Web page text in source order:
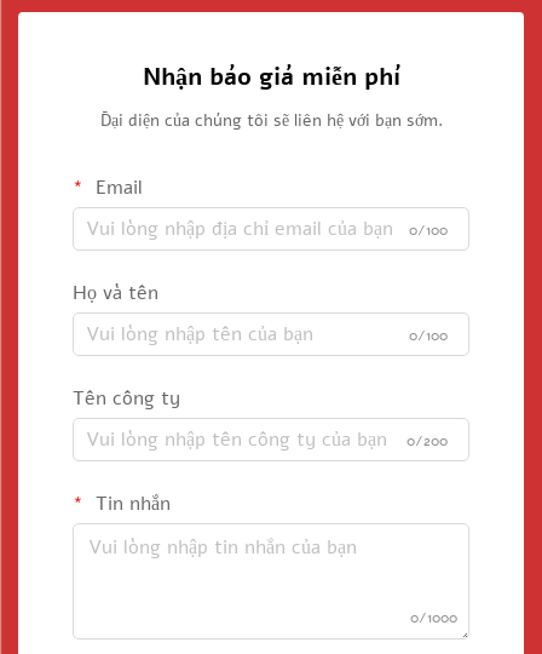
Nhận báo giá miễn phí
Đại diện của chúng tôi sẽ liên hệ với bạn sớm.
Email
0/100
Họ và tên
0/100
Tên công ty
0/200
Tin nhắn
0/1000